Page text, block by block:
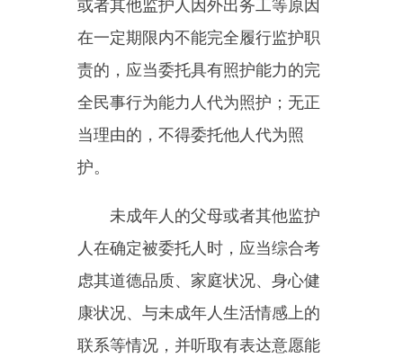
学习、心理等情况，并给予未成年
人亲情关爱。
未成年人的父母或者其他监护
人接到被委托人、居民委员会、村
民委员会、学校、幼儿园等关于未
成年人心理、行为异常的通知后，
第二十四条 未成年人的父母
宜，听取有表达意愿能力未成年人
的意见。不得以抢夺、藏匿未成年